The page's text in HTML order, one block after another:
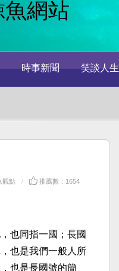
時事新聞 笑談人生
觀點 推薦數：1654
也同指一國；長國
也是我們一般人所
也是長國號的簡